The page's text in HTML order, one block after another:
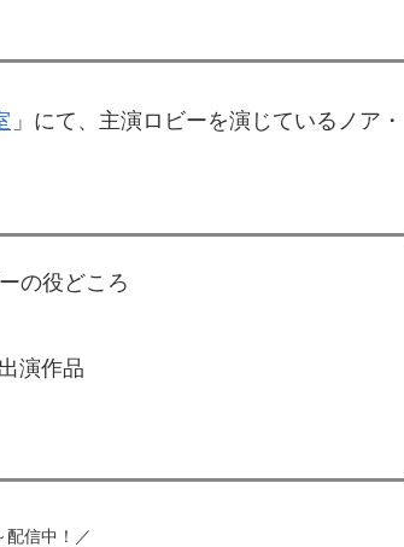
」にて、主演ロビーを演じているノア・
の役どころ
演作品
配信中！／